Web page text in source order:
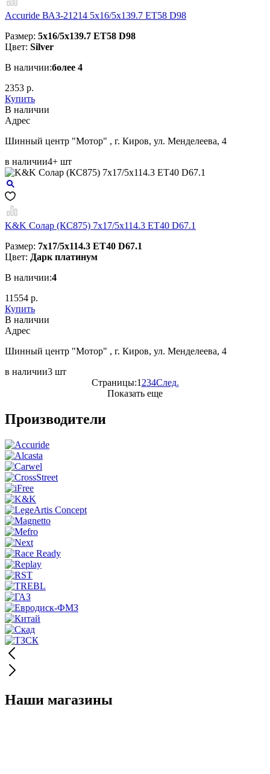
Accuride ВАЗ-21214 5x16/5x139.7 ET58 D98
Размер: 5x16/5x139.7 ET58 D98
Цвет: Silver
В наличии:более 4
2353 р.
Купить
В наличии
Aдрес
Шинный центр "Мотор" , г. Киров, ул. Менделеева, 4
в наличии4+ шт
K&K Солар (КС875) 7x17/5x114.3 ET40 D67.1
Размер: 7x17/5x114.3 ET40 D67.1
Цвет: Дарк платинум
В наличии:4
11554 р.
Купить
В наличии
Aдрес
Шинный центр "Мотор" , г. Киров, ул. Менделеева, 4
в наличии3 шт
Страницы:1 234След.
Показать еще
Производители
Наши магазины